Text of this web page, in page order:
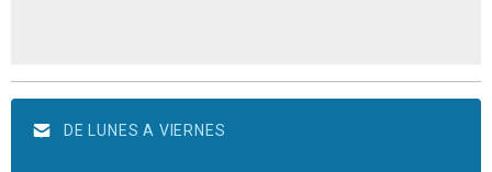
DE LUNES A VIERNES